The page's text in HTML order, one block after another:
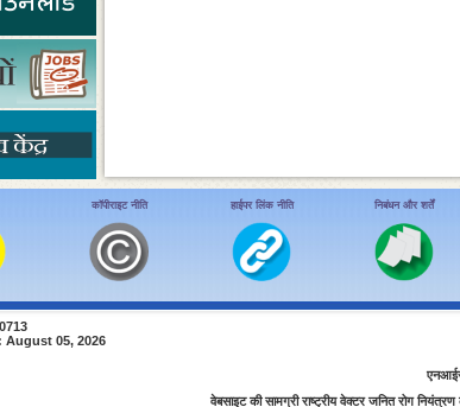
कॉपीराइट नीति हाईपर लिंक नीति निबंधन और शर्तें
August 05, 2026
वेबसाइट की सामग्री राष्ट्रीय वेक्टर जनित रोग